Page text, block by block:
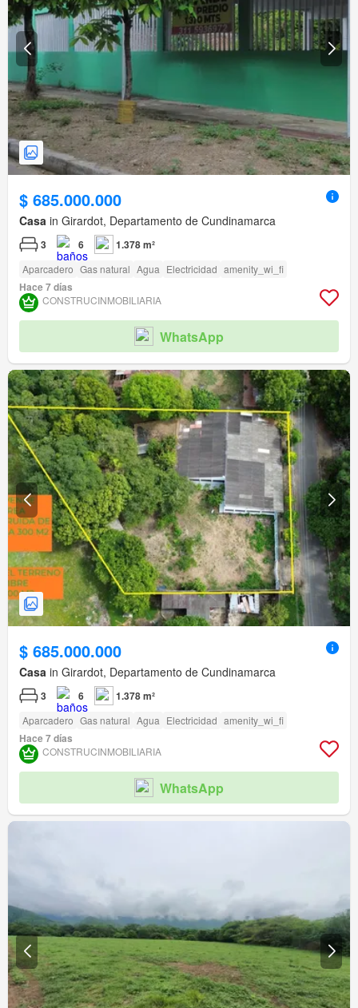
$ 685.000.000
Casa in Girardot, Departamento de Cundinamarca
3 6 1.378 m²
Aparcadero Gas natural Agua Electricidad amenity_wi_fi
Hace 7 días
CONSTRUCINMOBILIARIA
WhatsApp
$ 685.000.000
Casa in Girardot, Departamento de Cundinamarca
3 6 1.378 m²
Aparcadero Gas natural Agua Electricidad amenity_wi_fi
Hace 7 días
CONSTRUCINMOBILIARIA
WhatsApp